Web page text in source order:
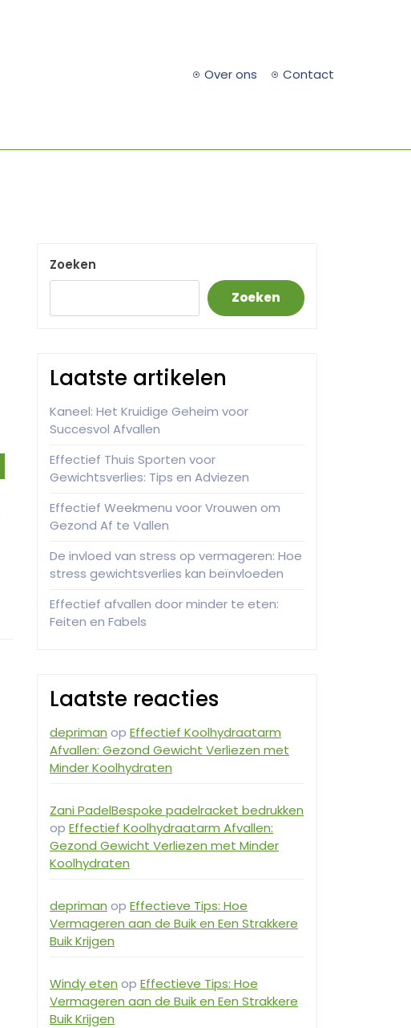
Over ons Contact
Zoeken
Zoeken
Laatste artikelen
Kaneel: Het Kruidige Geheim voor
Succesvol Afvallen
Effectief Thuis Sporten voor
Gewichtsverlies: Tips en Adviezen
Effectief Weekmenu voor Vrouwen om
Gezond Af te Vallen
De invloed van stress op vermageren: Hoe
stress gewichtsverlies kan beïnvloeden
Effectief afvallen door minder te eten:
Feiten en Fabels
Laatste reacties
depriman op Effectief Koolhydraatarm
Afvallen: Gezond Gewicht Verliezen met
Minder Koolhydraten
Zani PadelBespoke padelracket bedrukken
op Effectief Koolhydraatarm Afvallen:
Gezond Gewicht Verliezen met Minder
Koolhydraten
depriman op Effectieve Tips: Hoe
Vermageren aan de Buik en Een Strakkere
Buik Krijgen
Windy eten op Effectieve Tips: Hoe
Vermageren aan de Buik en Een Strakkere
Buik Krijgen